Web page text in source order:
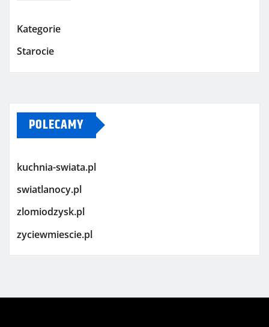
Kategorie
Starocie
POLECAMY
kuchnia-swiata.pl
swiatlanocy.pl
zlomiodzysk.pl
zyciewmiescie.pl